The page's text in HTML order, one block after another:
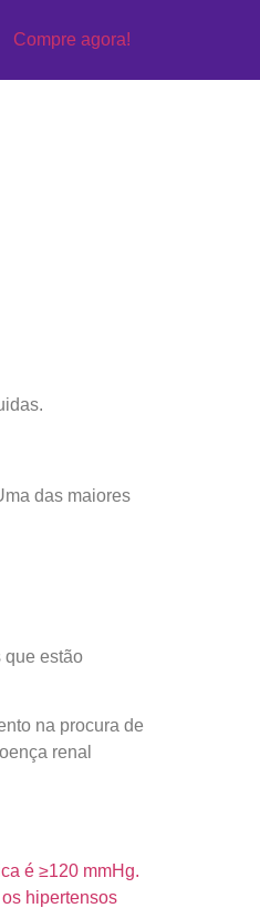
Compre agora!
das maiores
que estão
na procura de
renal
é ≥120 mmHg.
hipertensos